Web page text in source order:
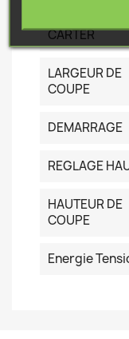
CARTER
LARGEUR DE
COUPE
DEMARRAGE
REGLAGE
HAUTEUR DE
COUPE
Energie